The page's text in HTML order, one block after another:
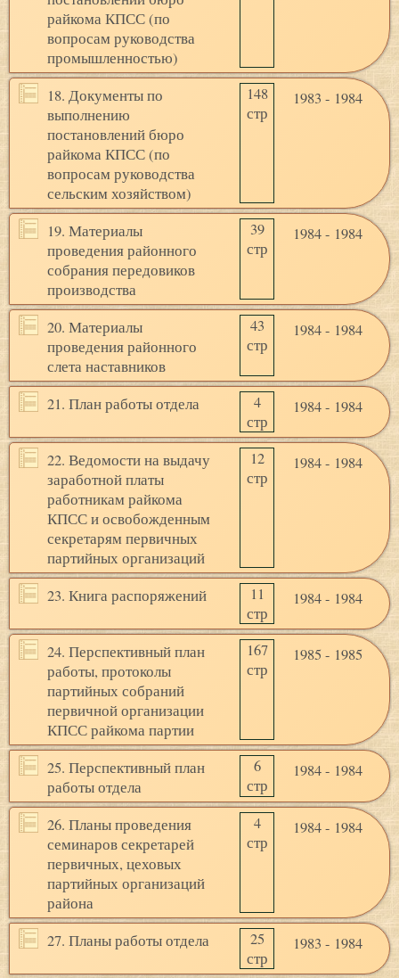
райкома КПСС (по
вопросам руководства
промышленностью)
18. Документы по
выполнению
постановлений бюро
райкома КПСС (по
вопросам руководства
сельским хозяйством)
148
стр
1983 - 1984
19. Материалы
проведения районного
собрания передовиков
производства
39
стр
1984 - 1984
20. Материалы
проведения районного
слета наставников
43
стр
1984 - 1984
21. План работы отдела
4
стр
1984 - 1984
22. Ведомости на выдачу
заработной платы
работникам райкома
КПСС и освобожденным
секретарям первичных
партийных организаций
12
стр
1984 - 1984
23. Книга распоряжений
11
стр
1984 - 1984
24. Перспективный план
работы, протоколы
партийных собраний
первичной организации
КПСС райкома партии
167
стр
1985 - 1985
25. Перспективный план
работы отдела
6
стр
1984 - 1984
26. Планы проведения
семинаров секретарей
первичных, цеховых
партийных организаций
района
4
стр
1984 - 1984
27. Планы работы отдела
25
стр
1983 - 1984